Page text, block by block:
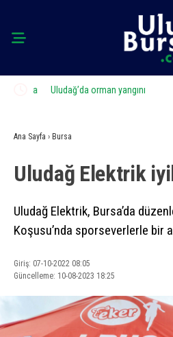
Uludağ’da orman yangını
Ana Sayfa › Bursa
Uludağ Elektrik
Uludağ Elektrik, Bursa’da
Koşusu’nda sporseverlerle bir
Giriş: 07-10-2022 08:05
Güncelleme: 10-08-2023 18:25